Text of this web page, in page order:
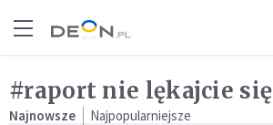
#raport nie lękajcie się
Najnowsze Najpopularniejsze